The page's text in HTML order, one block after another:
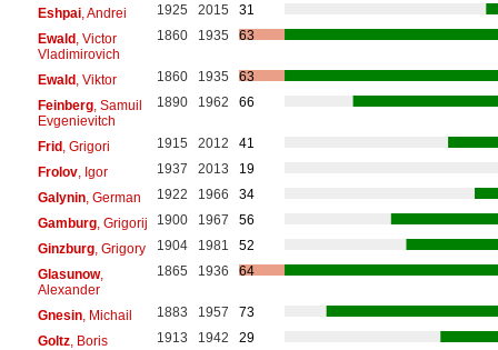
Eshpai, Andrei 1925 2015
31
Ewald, Victor
Vladimirovich
1860 1935 63
Ewald, Viktor 1860 1935
63
Feinberg, Samuil
Evgenievitch
1890 1962 66
Frid, Grigori 1915 2012
41
Frolov, Igor 1937 2013
19
Galynin, German 1922 1966
34
Gamburg, Grigorij 1900 1967
56
Ginzburg, Grigory 1904 1981
52
Glasunow,
Alexander
1865 1936 64
Gnesin, Michail 1883 1957
73
Goltz, Boris 1913 1942
29